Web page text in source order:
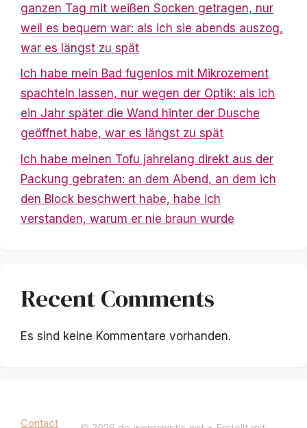
ganzen Tag mit weißen Socken getragen, nur
weil es bequem war: als ich sie abends auszog,
war es längst zu spät
Ich habe mein Bad fugenlos mit Mikrozement
spachteln lassen, nur wegen der Optik: als ich
ein Jahr später die Wand hinter der Dusche
geöffnet habe, war es längst zu spät
Ich habe meinen Tofu jahrelang direkt aus der
Packung gebraten: an dem Abend, an dem ich
den Block beschwert habe, habe ich
verstanden, warum er nie braun wurde
Recent Comments
Es sind keine Kommentare vorhanden.
Contact